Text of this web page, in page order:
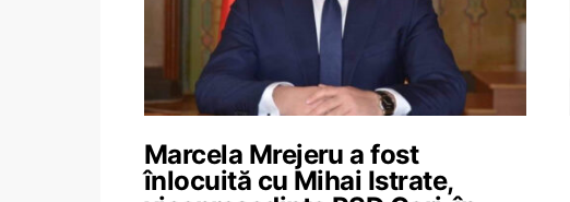
Marcela Mrejeru a fost
înlocuită cu Mihai Istrate,